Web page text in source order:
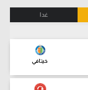
غدا
خيتافي